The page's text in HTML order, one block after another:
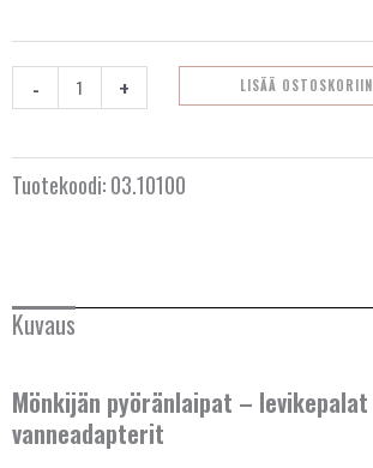
-
levikepalat
4x110
M10x1,25
+ LISÄÄ OSTOSKORIIN
Tuotekoodi:03.10100
Kuvaus
Mönkijän pyöränlaipat –
vanneadapterit